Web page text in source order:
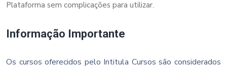
Plataforma sem complicações para utilizar.
Informação Importante
Os cursos oferecidos pelo Intitula Cursos são considerados